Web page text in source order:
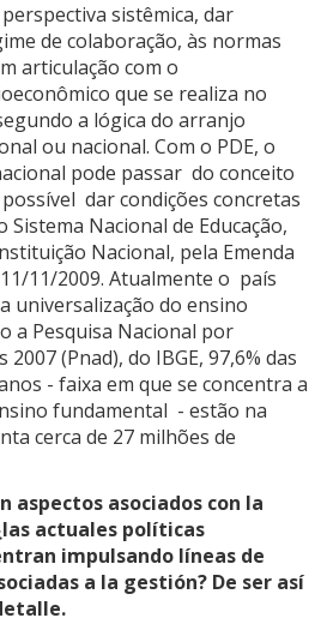
sistêmica, dar
de colaboração, às normas
articulação com o
que se realiza no
a lógica do arranjo
ou nacional. Com o PDE, o
pode passar do conceito
dar condições concretas
Nacional de Educação,
Nacional, pela Emenda
11/2009. Atualmente o país
universalização do ensino
a Pesquisa Nacional por
(Pnad), do IBGE, 97,6% das
- faixa em que se concentra a
fundamental - estão na
cerca de 27 milhões de
aspectos asociados con la
actuales políticas
impulsando líneas de
a la gestión? De ser así